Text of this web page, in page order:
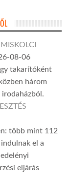
08-06
takarítóként
három
több mint 112
el a
eljárás